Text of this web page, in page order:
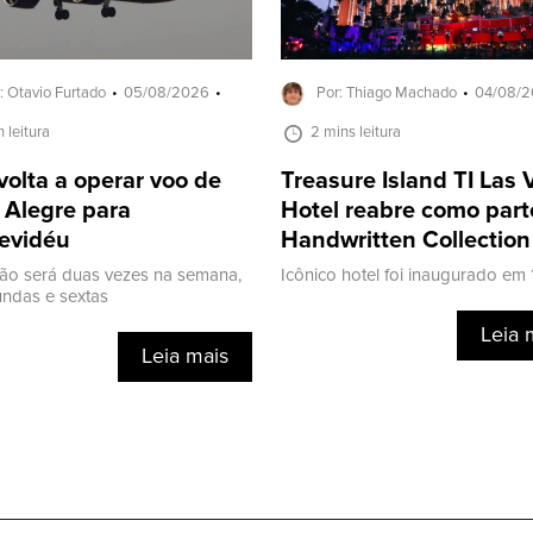
Otavio Furtado 05/08/2026
leitura
a operar voo de
para
será duas vezes na semana,
e sextas
Leia mais
Por: Thiago Machado 04/08/
2 mins leitura
Treasure Island TI Las
Hotel reabre como
Handwritten Collection
Icônico hotel foi inaugurado em
Leia